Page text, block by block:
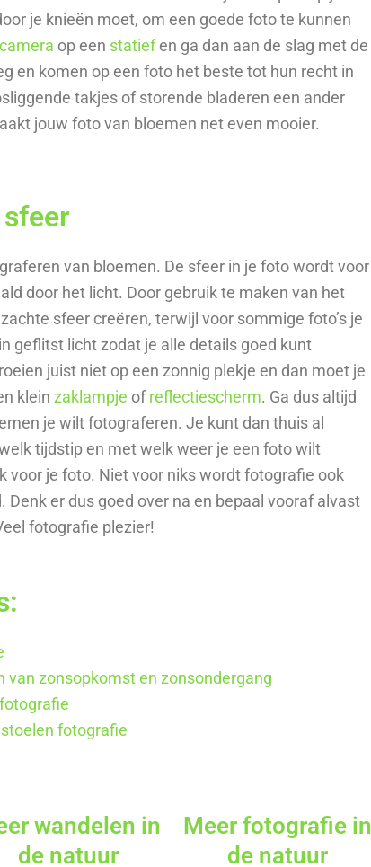
je knieën moet, om een goede foto te kunnen
camera op een statiefen ga dan aan de slag met de
en komen op een foto het beste tot hun recht in
takjes of storende bladeren een ander
jouw foto van bloemen net even mooier.
van bloemen. De sfeer in je foto wordt voor
door het licht. Door gebruik te maken van het
sfeer creëren, terwijl voor sommige foto’s je
geflitst licht zodat je alle details goed kunt
juist niet op een zonnig plekje en dan moet je
kleinzaklampje ofreflectiescherm. Ga dus altijd
je wilt fotograferen. Je kunt dan thuis al
tijdstip en met welk weer je een foto wilt
voor je foto. Niet voor niks wordt fotografie ook
er dus goed over na en bepaal vooraf alvast
fotografie plezier!
van zonsopkomst en zonsondergang
fotografie
wandelen in
de natuur
Meer fotografie in
de natuur